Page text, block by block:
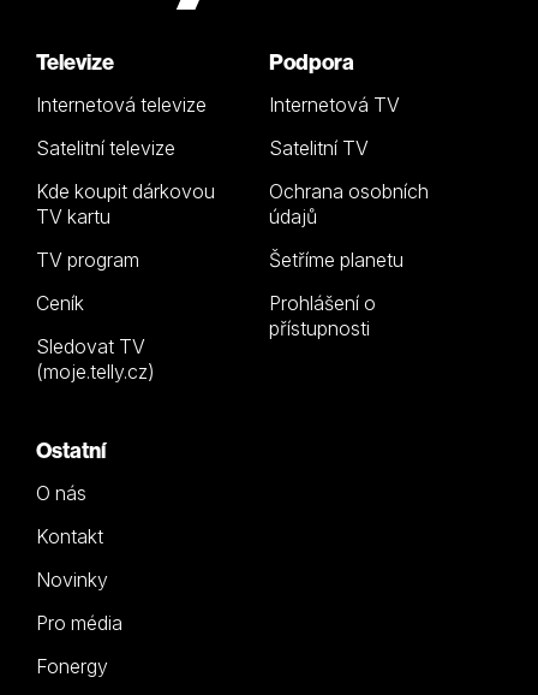
Televize
Internetová televize
Satelitní televize
Kde koupit dárkovou
TV kartu
TV program
Ceník
Sledovat TV
(moje.telly.cz)
Podpora
Internetová TV
Satelitní TV
Ochrana osobních
údajů
Šetříme planetu
Prohlášení o
přístupnosti
Ostatní
O nás
Kontakt
Novinky
Pro média
Fonergy